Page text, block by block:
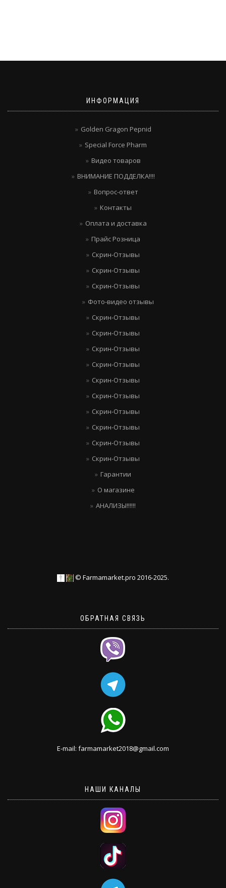
ИНФОРМАЦИЯ
Golden Gragon Pepnid
Special Force Pharm
Видео товаров
ВНИМАНИЕ ПОДДЕЛКА!!!!
Вопрос-ответ
Контакты
Оплата и доставка
Прайс Розница
Скрин-Отзывы
Скрин-Отзывы
Скрин-Отзывы
Фото-видео отзывы
Скрин-Отзывы
Скрин-Отзывы
Скрин-Отзывы
Скрин-Отзывы
Скрин-Отзывы
Скрин-Отзывы
Скрин-Отзывы
Скрин-Отзывы
Скрин-Отзывы
Скрин-Отзывы
Гарантии
О магазине
АНАЛИЗЫ!!!!!!
© Farmamarket.pro 2016-2025.
ОБРАТНАЯ СВЯЗЬ
E-mail: farmamarket2018@gmail.com
НАШИ КАНАЛЫ